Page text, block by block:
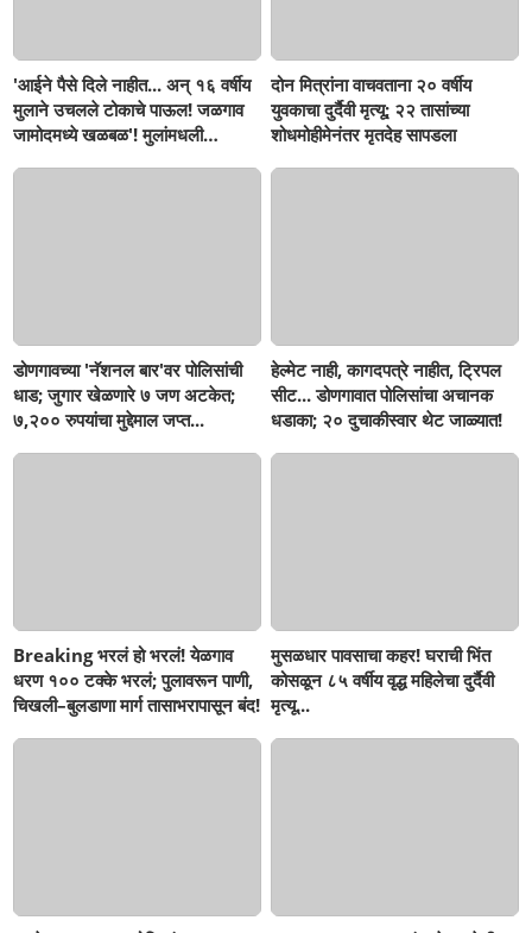
'आईने पैसे दिले नाहीत... अन् १६ वर्षीय
मुलाने उचलले टोकाचे पाऊल! जळगाव
जामोदमध्ये खळबळ'! मुलांमधली
दोन मित्रांना वाचवताना २० वर्षीय
युवकाचा दुर्दैवी मृत्यू; २२ तासांच्या
शोधमोहीमेनंतर मृतदेह सापडला
डोणगावच्या 'नॅशनल बार'वर पोलिसांची
धाड; जुगार खेळणारे ७ जण अटकेत;
७,२०० रुपयांचा मुद्देमाल जप्त...
हेल्मेट नाही, कागदपत्रे नाहीत, ट्रिपल
सीट... डोणगावात पोलिसांचा अचानक
धडाका; २० दुचाकीस्वार थेट जाळ्यात!
Breaking भरलं हो भरलं! येळगाव
धरण १०० टक्के भरलं; पुलावरून पाणी,
चिखली–बुलडाणा मार्ग तासाभरापासून बंद!
मुसळधार पावसाचा कहर! घराची भिंत
कोसळून ८५ वर्षीय वृद्ध महिलेचा दुर्दैवी
मृत्यू...